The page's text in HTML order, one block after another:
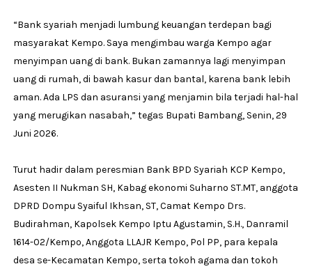
“Bank syariah menjadi lumbung keuangan terdepan bagi
masyarakat Kempo. Saya mengimbau warga Kempo agar
menyimpan uang di bank. Bukan zamannya lagi menyimpan
uang di rumah, di bawah kasur dan bantal, karena bank lebih
aman. Ada LPS dan asuransi yang menjamin bila terjadi hal-hal
yang merugikan nasabah,” tegas Bupati Bambang, Senin, 29
Juni 2026.
Turut hadir dalam peresmian Bank BPD Syariah KCP Kempo,
Asesten II Nukman SH, Kabag ekonomi Suharno ST.MT, anggota
DPRD Dompu Syaiful Ikhsan, ST, Camat Kempo Drs.
Budirahman, Kapolsek Kempo Iptu Agustamin, S.H., Danramil
1614-02/Kempo, Anggota LLAJR Kempo, Pol PP, para kepala
desa se-Kecamatan Kempo, serta tokoh agama dan tokoh